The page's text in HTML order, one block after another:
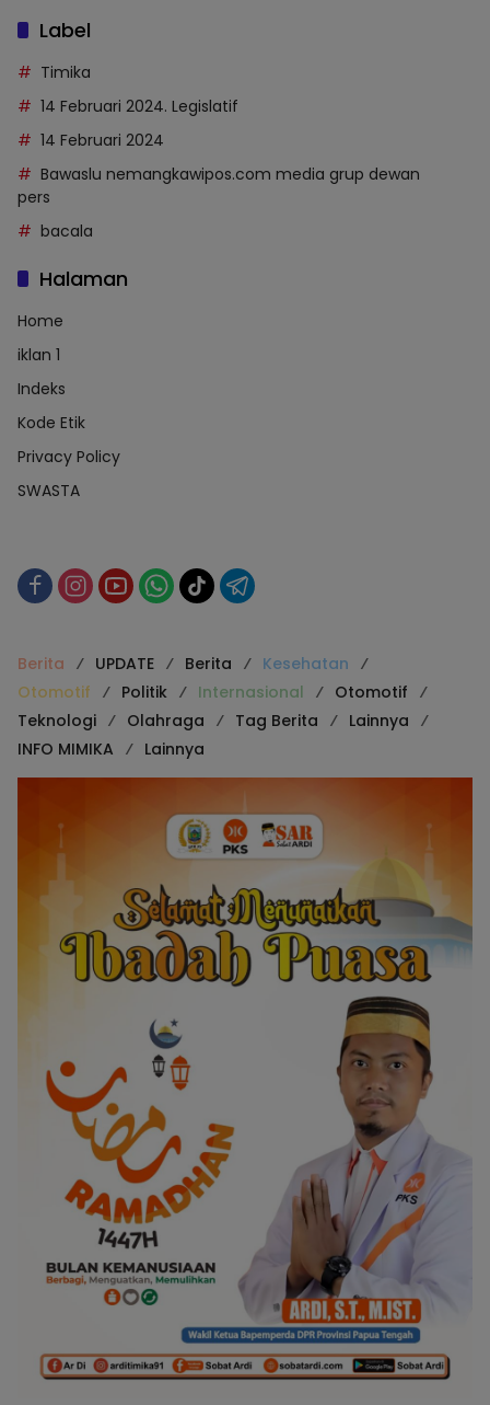
Label
Timika
14 Februari 2024. Legislatif
14 Februari 2024
Bawaslu nemangkawipos.com media grup dewan
pers
bacala
Halaman
Home
iklan 1
Indeks
Kode Etik
Privacy Policy
SWASTA
Berita UPDATE Berita
Kesehatan
Otomotif
Politik Internasional
Otomotif
Teknologi
Olahraga Tag Berita
Lainnya
INFO MIMIKA
Lainnya